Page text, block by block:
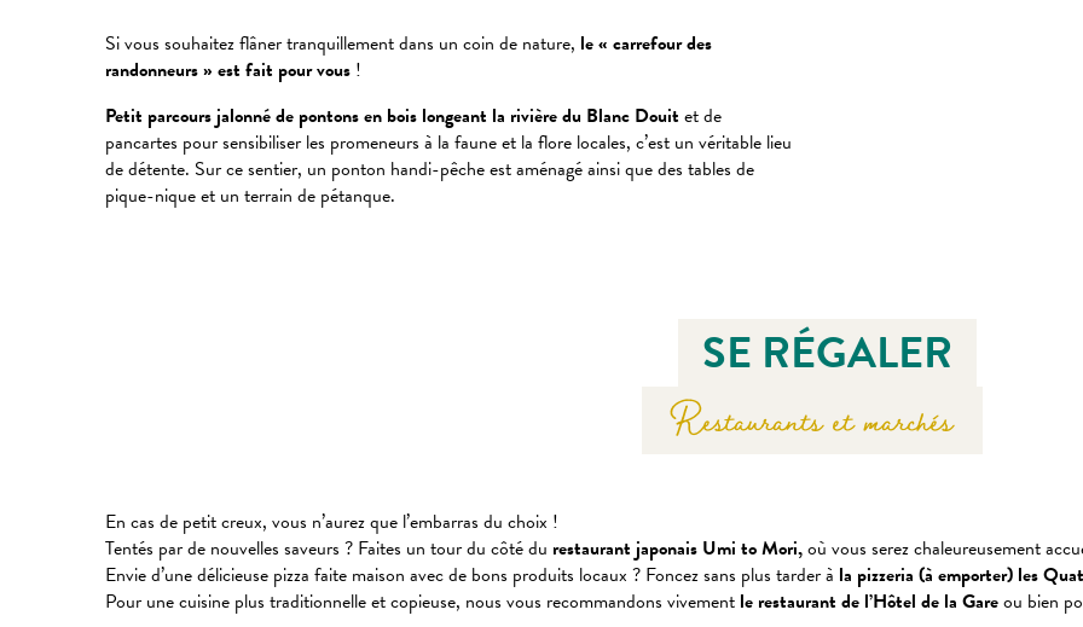
Si vous souhaitez flâner tranquillement dans un coin de nature, le « carrefour des
randonneurs » est fait pour vous !
Petit parcours jalonné de pontons en bois longeant la rivière du Blanc Douit et de
pancartes pour sensibiliser les promeneurs à la faune et la flore locales, c’est un véritable lieu
de détente. Sur ce sentier, un ponton handi-pêche est aménagé ainsi que des tables de
pique-nique et un terrain de pétanque.
SE RÉGALER
Restaurants et marchés
En cas de petit creux, vous n’aurez que l’embarras du choix !
Tentés par de nouvelles saveurs ? Faites un tour du côté du restaurant japonais Umi to Mori,où vous serez chaleureusement
Envie d’une délicieuse pizza faite maison avec de bons produits locaux ? Foncez sans plus tarder à la pizzeria (à emporter) les
Pour une cuisine plus traditionnelle et copieuse, nous vous recommandons vivement le restaurant de l’Hôtel de la Gareou bien